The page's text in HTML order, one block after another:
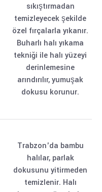
sıkıştırmadan
temizleyecek şekilde
özel fırçalarla yıkanır.
Buharlı halı yıkama
tekniği ile halı yüzeyi
derinlemesine
arındırılır, yumuşak
dokusu korunur.
Trabzon'da bambu
halılar, parlak
dokusunu yitirmeden
temizlenir. Halı